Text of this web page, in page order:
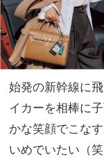
始発の新幹線に
イカーを相棒に
かな笑顔でこな
いめでいたい（